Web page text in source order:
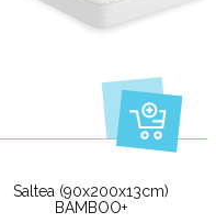
Saltea (90x200x13cm)
BAMBOO+